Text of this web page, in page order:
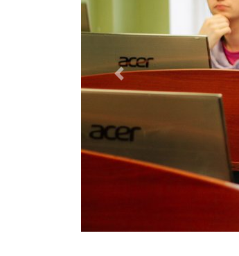
Previous